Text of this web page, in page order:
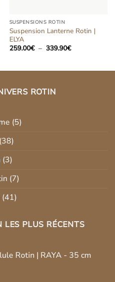
SUSPENSIONS ROTIN
Suspension Lanterne Rotin |
ELYA
259.00€ – 339.90€Plage
à
ROTIN
(5)
(38)
(3)
(7)
(41)
LES PLUS RÉCENTS
Rotin | RAYA - 35 cm